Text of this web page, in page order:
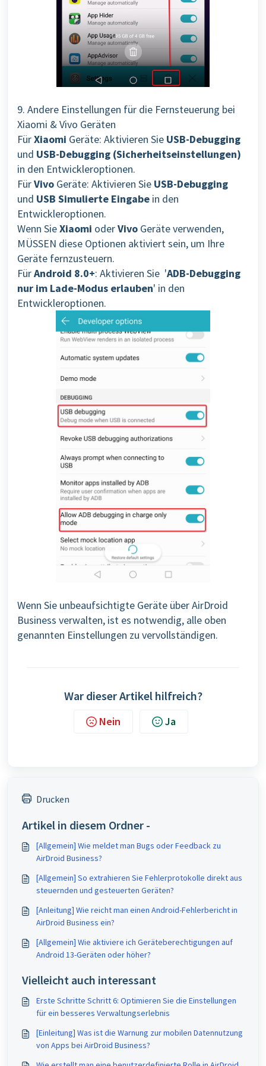
9. Andere Einstellungen für die Fernsteuerung bei
Xiaomi & Vivo Geräten
FürXiaomi Geräte: Aktivieren Sie USB-Debugging
und USB-Debugging (Sicherheitseinstellungen)
in den Entwickleroptionen.
FürVivo Geräte: Aktivieren Sie USB-Debugging
und USB Simulierte Eingabe in den
Entwickleroptionen.
Wenn SieXiaomi oderVivo Geräte verwenden,
MÜSSEN diese Optionen aktiviert sein, um Ihre
Geräte fernzusteuern.
FürAndroid 8.0+: Aktivieren Sie 'ADB-Debugging
nur im Lade-Modus erlauben' in den
Entwickleroptionen.
Wenn Sie unbeaufsichtigte Geräte über AirDroid
Business verwalten, ist es notwendig, alle oben
genannten Einstellungen zu vervollständigen.
War dieser Artikel hilfreich?
Nein Ja
Drucken
Artikel in diesem Ordner -
[Allgemein] Wie meldet man Bugs oder Feedback zu
AirDroid Business?
[Allgemein] So extrahieren Sie Fehlerprotokolle direkt aus
steuernden und gesteuerten Geräten?
[Anleitung] Wie reicht man einen Android-Fehlerbericht in
AirDroid Business ein?
[Allgemein] Wie aktiviere ich Geräteberechtigungen auf
Android 13-Geräten oder höher?
Vielleicht auch interessant
Erste Schritte Schritt 6: Optimieren Sie die Einstellungen
für ein besseres Verwaltungserlebnis
[Einleitung] Was ist die Warnung zur mobilen Datennutzung
von Apps bei AirDroid Business?